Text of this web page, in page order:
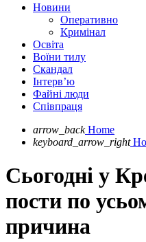
Новини
Оперативно
Кримінал
Освіта
Воїни тилу
Скандал
Інтерв’ю
Файні люди
Співпраця
arrow_back Home
keyboard_arrow_right
Сьогодні у
пости по
причина